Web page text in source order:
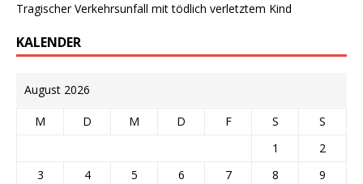
Tragischer Verkehrsunfall mit tödlich verletztem Kind
KALENDER
August 2026
M D M D F S
S
1
2
3
4 5 6 7 8
9